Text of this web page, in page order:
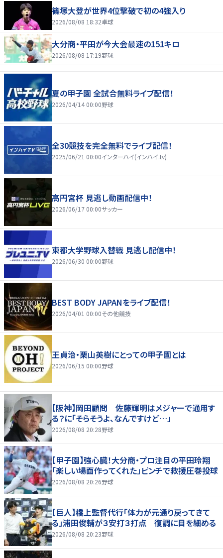
篠塚大登が世界4位撃破で初の4強入り
2026/08/08 18:32卓球
大分商・平田が今大会最速の151キロ
2026/08/08 17:19野球
夏の甲子園 全試合無料ライブ配信！
2026/04/14 00:00野球
全30競技を完全無料でライブ配信！
2025/06/21 00:00インターハイ(インハイ.tv)
高円宮杯 見逃し動画配信中！
2026/06/17 00:00サッカー
東都大学野球入替戦 見逃し配信中！
2026/06/30 00:00野球
BEST BODY JAPANをライブ配信！
2026/04/01 00:00その他競技
王貞治・栗山英樹にとっての甲子園とは
2026/06/15 00:00野球
【阪神】岡田顧問 佐藤輝明はメジャーで通用す
る？に「そらそうよ、なんですけど…」
2026/08/08 20:28野球
【甲子園】強心臓！大分商・プロ注目の平田玲翔
「楽しい場面作ってくれた」ピンチで救援圧巻投球
2026/08/08 20:26野球
【巨人】橋上監督代行「体力が元通り戻ってきて
る」浦田俊輔が３安打３打点 復調に目を細める
2026/08/08 20:23野球